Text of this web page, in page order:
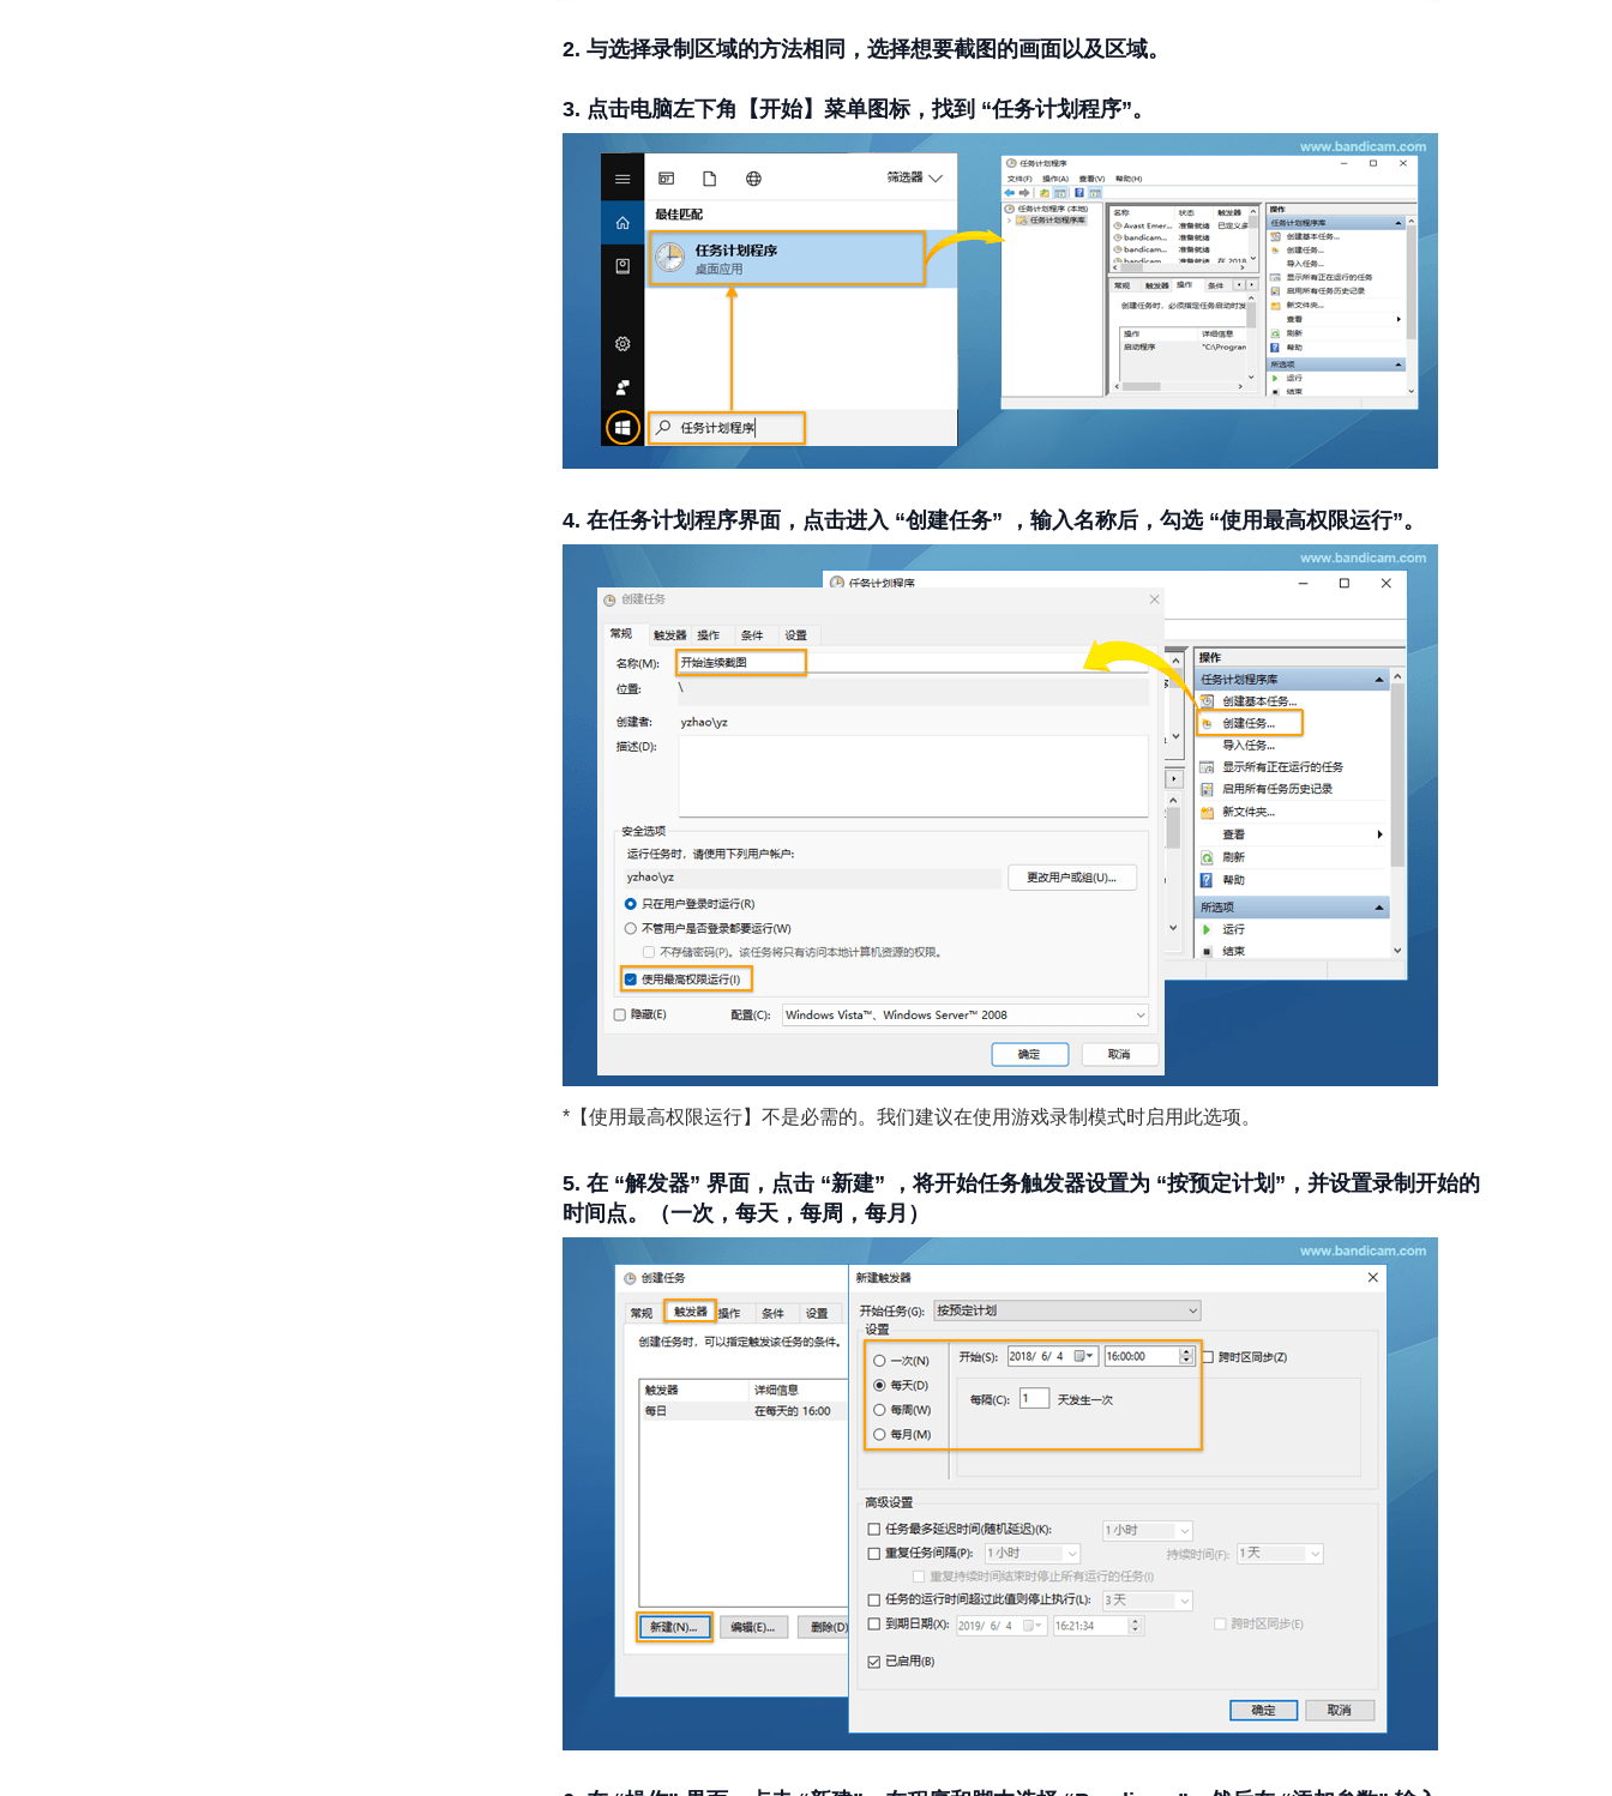
2. 与选择录制区域的方法相同，选择想要截图的画面以及区域。
3. 点击电脑左下角【开始】菜单图标，找到 “任务计划程序”。
4. 在任务计划程序界面，点击进入 “创建任务” ，输入名称后，勾选 “使用最高权限运行”。
*【使用最高权限运行】不是必需的。我们建议在使用游戏录制模式时启用此选项。
5. 在 “解发器” 界面，点击 “新建” ，将开始任务触发器设置为 “按预定计划”，并设置录制开始的
时间点。（一次，每天，每周，每月）